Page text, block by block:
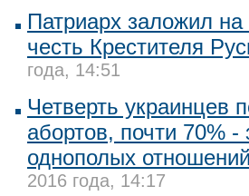
Патриарх заложил
честь Крестителя
года, 14:51
Четверть украинцев
абортов, почти 70% -
однополых
2016 года, 14:17